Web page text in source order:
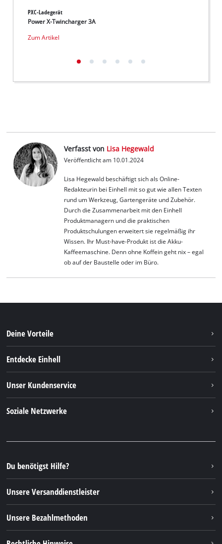
PXC-Ladegerät
Power X-Twincharger 3A
Zum Artikel
Verfasst von Lisa Hegewald
Veröffentlicht am 10.01.2024
Lisa Hegewald beschäftigt sich als Online-
Redakteurin bei Einhell mit so gut wie allen Texten
rund um Werkzeug, Gartengeräte und Zubehör.
Durch die Zusammenarbeit mit den Einhell
Produktmanagern und die praktischen
Produktschulungen erweitert sie regelmäßig ihr
Wissen. Ihr Must-have-Produkt ist die Akku-
Kaffeemaschine. Denn ohne Koffein geht nix – egal
ob auf der Baustelle oder im Büro.
Deine Vorteile
Entdecke Einhell
Nachhaltigkeit
Unser Kundenservice
FAQs
Verpackungsrichtlinien
Hinweise zur Batterieentsorgung
Vertrag widerrufen
Soziale Netzwerke
Instagram
TikTok
Pinterest
Du benötigst Hilfe?
Unsere Versanddienstleister
Unsere Bezahlmethoden